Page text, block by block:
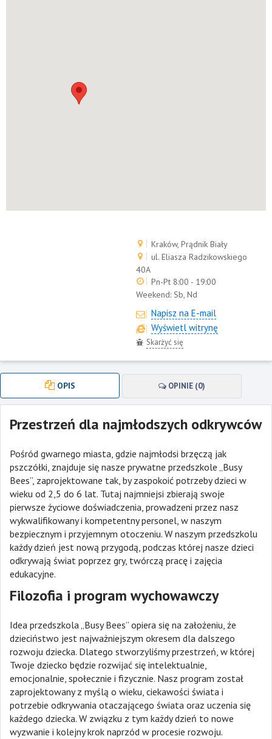
Kraków, Prądnik Biały
ul. Eliasza Radzikowskiego
40A
Pn-Pt 8:00 - 19:00
Weekend:Sb, Nd
Napisz na E-mail
Wyświetl witrynę
Skarżyć się
OPIS OPINIE (0)
Przestrzeń dla najmłodszych odkrywców
Pośród gwarnego miasta, gdzie najmłodsi brzęczą jak
pszczółki, znajduje się nasze prywatne przedszkole „Busy
Bees”, zaprojektowane tak, by zaspokoić potrzeby dzieci w
wieku od 2,5 do 6 lat. Tutaj najmniejsi zbierają swoje
pierwsze życiowe doświadczenia, prowadzeni przez nasz
wykwalifikowany i kompetentny personel, w naszym
bezpiecznym i przyjemnym otoczeniu. W naszym przedszkolu
każdy dzień jest nową przygodą, podczas której nasze dzieci
odkrywają świat poprzez gry, twórczą pracę i zajęcia
edukacyjne.
Filozofia i program wychowawczy
Idea przedszkola „Busy Bees” opiera się na założeniu, że
dzieciństwo jest najważniejszym okresem dla dalszego
rozwoju dziecka. Dlatego stworzyliśmy przestrzeń, w której
Twoje dziecko będzie rozwijać się intelektualnie,
emocjonalnie, społecznie i fizycznie. Nasz program został
zaprojektowany z myślą o wieku, ciekawości świata i
potrzebie odkrywania otaczającego świata oraz uczenia się
każdego dziecka. W związku z tym każdy dzień to nowe
wyzwanie i kolejny krok naprzód w procesie rozwoju.